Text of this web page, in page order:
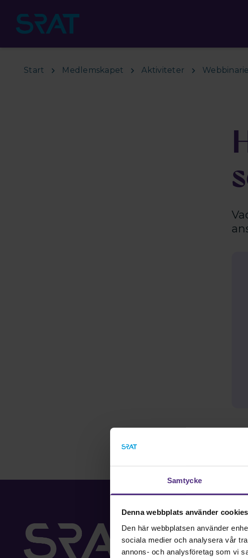
Samtycke
Denna webbplats använder cookies
Den här webbplatsen använder
sociala medier och analysera vår
annons- och analysföretag som vi
Start Medlemskapet Aktiviteter